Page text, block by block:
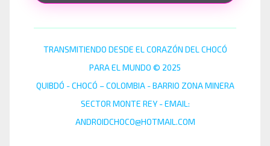
TRANSMITIENDO DESDE EL CORAZÓN DEL CHOCÓ
PARA EL MUNDO © 2025
QUIBDÓ - CHOCÓ – COLOMBIA - BARRIO ZONA MINERA
SECTOR MONTE REY - EMAIL:
ANDROIDCHOCO@HOTMAIL.COM